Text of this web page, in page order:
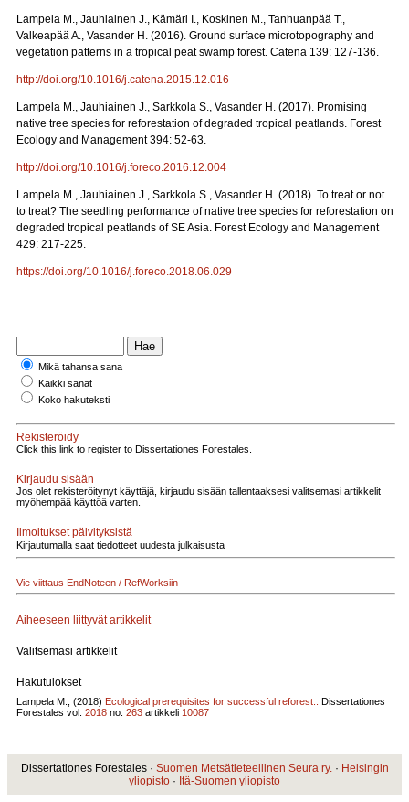
Lampela M., Jauhiainen J., Kämäri I., Koskinen M., Tanhuanpää T.,
Valkeapää A., Vasander H. (2016). Ground surface microtopography and
vegetation patterns in a tropical peat swamp forest. Catena 139: 127-136.
http://doi.org/10.1016/j.catena.2015.12.016
Lampela M., Jauhiainen J., Sarkkola S., Vasander H. (2017). Promising
native tree species for reforestation of degraded tropical peatlands. Forest
Ecology and Management 394: 52-63.
http://doi.org/10.1016/j.foreco.2016.12.004
Lampela M., Jauhiainen J., Sarkkola S., Vasander H. (2018). To treat or not
to treat? The seedling performance of native tree species for reforestation on
degraded tropical peatlands of SE Asia. Forest Ecology and Management
429: 217-225.
https://doi.org/10.1016/j.foreco.2018.06.029
Mikä tahansa sana
Kaikki sanat
Koko hakuteksti
Rekisteröidy
Click this link to register to Dissertationes Forestales.
Kirjaudu sisään
Jos olet rekisteröitynyt käyttäjä, kirjaudu sisään tallentaaksesi valitsemasi artikkelit
myöhempää käyttöä varten.
Ilmoitukset päivityksistä
Kirjautumalla saat tiedotteet uudesta julkaisusta
Vie viittaus EndNoteen / RefWorksiin
Aiheeseen liittyvät artikkelit
Valitsemasi artikkelit
Hakutulokset
Lampela M., (2018) Ecological prerequisites for successful reforest..
Dissertationes
Forestales vol. 2018 no. 263 artikkeli 10087
Dissertationes Forestales · Suomen Metsätieteellinen Seura ry. · Helsingin
yliopisto · Itä-Suomen yliopisto